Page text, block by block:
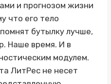
и прогнозом жизни
что его тело
бутылку лучше,
Наше время. И в
модулем.
ЛитРес не несет